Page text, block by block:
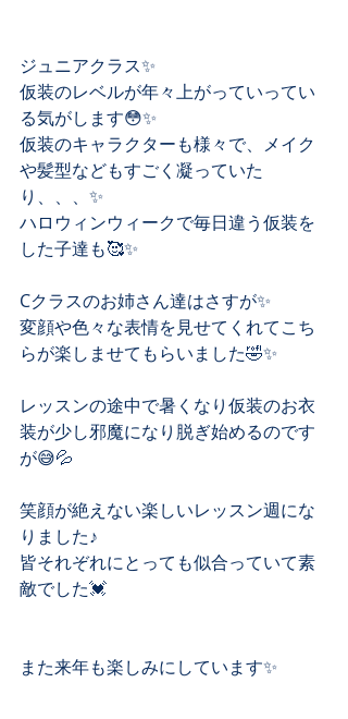
ジュニアクラス✨
仮装のレベルが年々上がっていってい
る気がします😳✨
仮装のキャラクターも様々で、メイク
や髪型などもすごく凝っていた
り、、、✨
ハロウィンウィークで毎日違う仮装を
した子達も🥰✨
Cクラスのお姉さん達はさすが✨
変顔や色々な表情を見せてくれてこち
らが楽しませてもらいました🤣✨
レッスンの途中で暑くなり仮装のお衣
装が少し邪魔になり脱ぎ始めるのです
が😅💦
笑顔が絶えない楽しいレッスン週にな
りました♪
皆それぞれにとっても似合っていて素
敵でした💓
また来年も楽しみにしています✨